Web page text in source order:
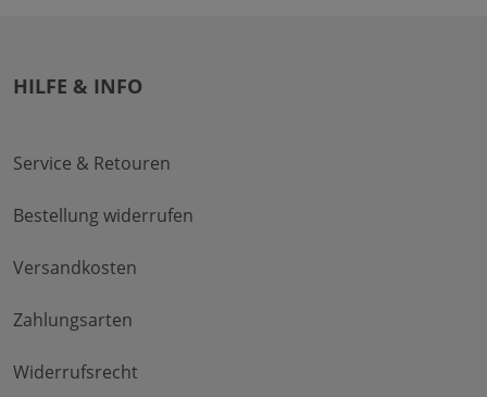
HILFE & INFO
Service & Retouren
Bestellung widerrufen
Versandkosten
Zahlungsarten
Widerrufsrecht